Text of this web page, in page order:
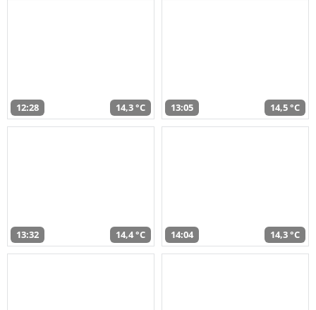
12:28 14,3 °C 13:05 14,5 °C
13:32 14,4 °C 14:04 14,3 °C